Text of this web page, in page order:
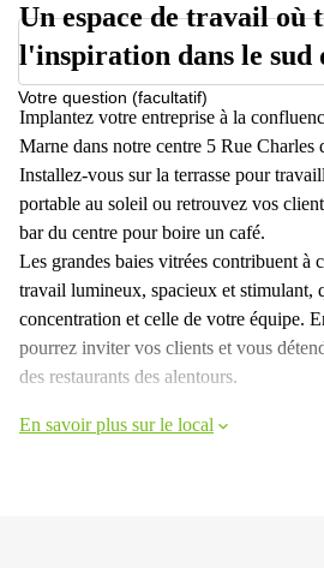
Votre question (facultatif)
Un espace de travail où
l'inspiration dans le sud
Implantez votre entreprise à la
Marne dans notre centre 5 Rue
Installez-vous sur la terrasse pour
portable au soleil ou retrouvez vos
bar du centre pour boire un café.
Les grandes baies vitrées contribuent à
travail lumineux, spacieux et stimulant,
concentration et celle de votre équipe.
pourrez inviter vos clients et vous
des restaurants des alentours.
En savoir plus sur le local